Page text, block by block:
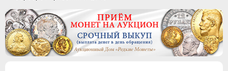
ПEТР I 1699 - 1725